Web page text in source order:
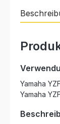
Yamaha
Yamaha